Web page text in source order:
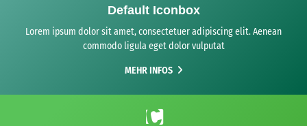
Default Iconbox
Lorem ipsum dolor sit amet, consectetuer adipiscing elit. Aenean
commodo ligula eget dolor vulputat
MEHR INFOS